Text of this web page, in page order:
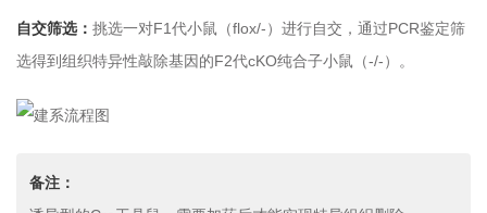
自交筛选： 挑选一对F1代小鼠（flox/-）进行自交，通过PCR鉴定筛
选得到组织特异性敲除基因的F2代cKO纯合子小鼠（-/-）。
备注：